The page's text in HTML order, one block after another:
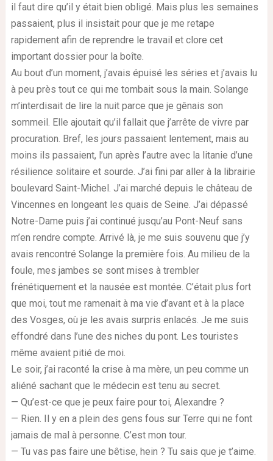
il faut dire qu’il y était bien obligé. Mais plus les semaines
passaient, plus il insistait pour que je me retape
rapidement afin de reprendre le travail et clore cet
important dossier pour la boîte.
Au bout d’un moment, j’avais épuisé les séries et j’avais lu
à peu près tout ce qui me tombait sous la main. Solange
m’interdisait de lire la nuit parce que je gênais son
sommeil. Elle ajoutait qu’il fallait que j’arrête de vivre par
procuration. Bref, les jours passaient lentement, mais au
moins ils passaient, l’un après l’autre avec la litanie d’une
résilience solitaire et sourde. J’ai fini par aller à la librairie
boulevard Saint-Michel. J’ai marché depuis le château de
Vincennes en longeant les quais de Seine. J’ai dépassé
Notre-Dame puis j’ai continué jusqu’au Pont-Neuf sans
m’en rendre compte. Arrivé là, je me suis souvenu que j’y
avais rencontré Solange la première fois. Au milieu de la
foule, mes jambes se sont mises à trembler
frénétiquement et la nausée est montée. C’était plus fort
que moi, tout me ramenait à ma vie d’avant et à la place
des Vosges, où je les avais surpris enlacés. Je me suis
effondré dans l’une des niches du pont. Les touristes
même avaient pitié de moi.
Le soir, j’ai raconté la crise à ma mère, un peu comme un
aliéné sachant que le médecin est tenu au secret.
— Qu’est-ce que je peux faire pour toi, Alexandre ?
— Rien. Il y en a plein des gens fous sur Terre qui ne font
jamais de mal à personne. C’est mon tour.
— Tu vas pas faire une bêtise, hein ? Tu sais que je t’aime.